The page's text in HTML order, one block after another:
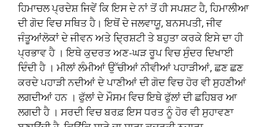
ਹਿਮਾਚਲ ਪ੍ਰਦੇਸ਼ ਜਿਵੇਂ ਕਿ ਇਸ ਦੇ ਨਾਂ ਤੋਂ ਹੀ ਸਪਸ਼ਟ ਹੈ, ਹਿਮਾਲੀਆ
ਦੀ ਗੋਦ ਵਿਚ ਸਥਿਤ ਹੈ। ਇਥੋਂ ਦੇ ਜਲਵਾਯੂ, ਬਨਸਪਤੀ, ਜੀਵ
ਜੰਤੂਆਂਲੋਕਾਂ ਦੇ ਜੀਵਨ ਅਤੇ ਦ੍ਰਿਸ਼ਟੀ ਤੇ ਬਹੁਤਾ ਕਰਕੇ ਇਸੇ ਦਾ ਹੀ
ਪ੍ਰਭਾਵ ਹੈ । ਇਥੇ ਕੁਦਰਤ ਅਣ-ਘੜ ਰੂਪ ਵਿਚ ਸੁੰਦਰ ਦਿਖਾਈ
ਦਿੰਦੀ ਹੈ । ਮੀਲਾਂ ਲੰਮੀਆਂ ਉੱਚੀਆਂ ਨੀਵੀਆਂ ਪਹਾੜੀਆਂ, ਛਣ ਛਣ
ਕਰਦੇ ਪਹਾੜੀ ਨਦੀਆਂ ਦੇ ਪਾਣੀਆਂ ਦੀ ਗੋਦ ਵਿਚ ਹੋਰ ਵੀ ਸੁਹਣੀਆਂ
ਲਗਦੀਆਂ ਹਨ । ਫੁੱਲਾਂ ਦੇ ਮੌਸਮ ਵਿਚ ਇਥੇ ਫੁੱਲਾਂ ਦੀ ਛਹਿਬਰ ਆ
ਲਗਦੀ ਹੈ । ਸਰਦੀ ਵਿਚ ਬਰਫ਼ ਇਸ ਧਰਤ ਨੂੰ ਹੋਰ ਵੀ ਸੁਹਾਵਣਾ